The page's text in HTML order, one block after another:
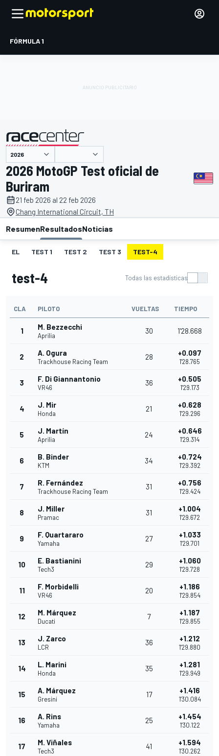
FÓRMULA 1
presentado por
2026 MotoGP Test oficial de
Buriram
21 feb 2026 al 22 feb 2026
Chang International Circuit, TH
ResumenResultadosNoticias
EL TEST 1 TEST 2 TEST 3 TEST-4
test-4 Todas las estadísticas
CLA PILOTO VUELTAS TIEMPO
1 M. Bezzecchi
Aprilia
30 1'28.668
2 A. Ogura
Trackhouse Racing Team
28 +0.097
1'28.765
3 F. Di Giannantonio
VR46
36 +0.505
1'29.173
4 J. Mir
Honda
21 +0.628
1'29.296
5 J. Martín
Aprilia
24 +0.646
1'29.314
6 B. Binder
KTM
34 +0.724
1'29.392
7 R. Fernández
Trackhouse Racing Team
31 +0.756
1'29.424
8 J. Miller
Pramac
31 +1.004
1'29.672
9 F. Quartararo
Yamaha
27 +1.033
1'29.701
10 E. Bastianini
Tech3
29 +1.060
1'29.728
11 F. Morbidelli
VR46
20 +1.186
1'29.854
12 M. Márquez
Ducati
7 +1.187
1'29.855
13 J. Zarco
LCR
36 +1.212
1'29.880
14 L. Marini
Honda
35 +1.281
1'29.949
15 A. Márquez
Gresini
17 +1.416
1'30.084
16 A. Rins
Yamaha
25 +1.454
1'30.122
17 M. Viñales
Tech3
41 +1.594
1'30.262